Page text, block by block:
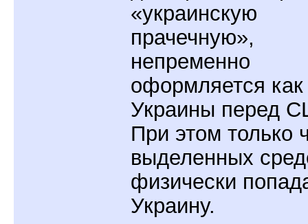
«украинскую
прачечную»,
непременно
оформляется как
Украины перед
При этом только
выделенных
физически
Украину.